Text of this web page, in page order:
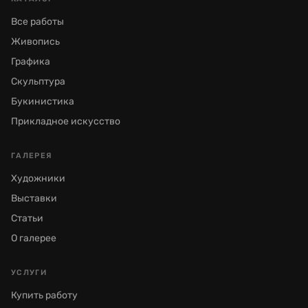
Все работы
Живопись
Графика
Скульптура
Букинистика
Прикладное искусство
ГАЛЕРЕЯ
Художники
Выставки
Статьи
О галерее
УСЛУГИ
Купить работу